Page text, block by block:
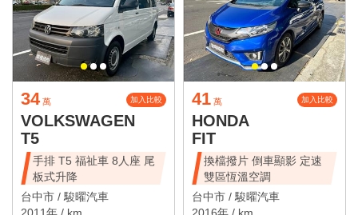
34 萬 加入比較
VOLKSWAGEN
T5
手排 T5 福祉車 8人座 尾
板式升降
台中市 /駿曜汽車
41 萬 加入比較
HONDA
FIT
換檔撥片 倒車顯影 定速
雙區恆溫空調
台中市 /駿曜汽車